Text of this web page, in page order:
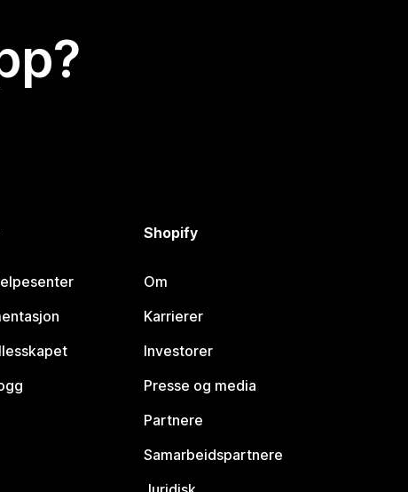
Shopify
Om
Karrierer
Investorer
Presse og media
Partnere
Samarbeidspartnere